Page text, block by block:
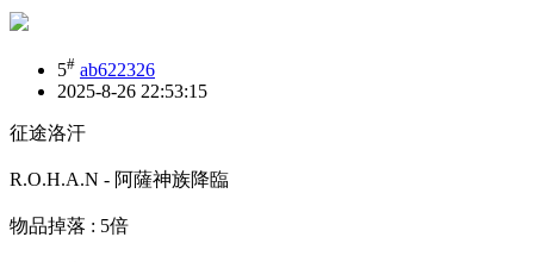
5# ab622326
2025-8-26 22:53:15
征途洛汗
R.O.H.A.N - 阿薩神族降臨
物品掉落 : 5倍